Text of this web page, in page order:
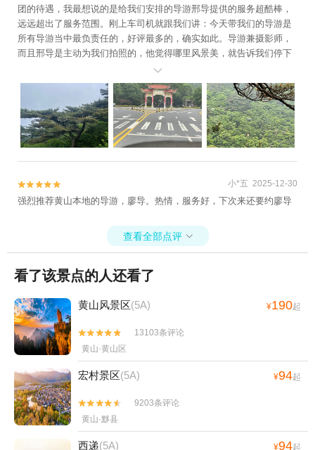
团的待遇，我最想说的是给我们安排的导游邢导提供的服务超酷棒，
远远超出了服务范围。刚上车司机就跟我们讲：今天带我们的导游是
所有导游当中最负责任的，好评最多的，确实如此。导游兼摄影师，
而且邢导是主动为我们拍照的，他觉得哪里风景美，就告诉我们停下
来拍照，给我们摆pose，very nice。情绪价值拉满。而且跟他爬这一
趟黄山，一点没觉得累。悠闲的游览黄山，让人意犹未尽。这是感受
最好的一次一日跟团游。


 小*五 2025-12-30
强烈推荐黄山本地的导游，廖导。热情，服务好，下次来还要约廖导
查看全部点评 
看了该景点的人还看了
黄山风景区(5A) ¥190起


13103条评论
黄山·黄山区
宏村景区(5A) ¥94起


9203条评论
黄山·黟县
西递(5A) ¥94起